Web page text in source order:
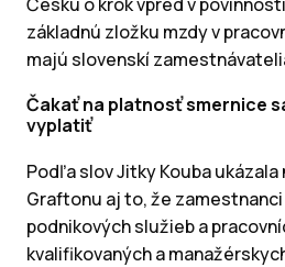
základnú zložku mzdy v
majú slovenskí
Čakať na platnosť smernice
vyplatiť
Podľa slov Jitky Kouba
Graftonu aj to, že
podnikových služieb a
kvalifikovaných a